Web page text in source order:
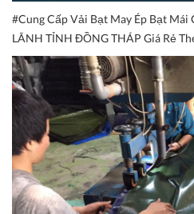
#Cung Cấp Vải Bạt May Ép Bạt Mái
LÃNH TỈNH ĐỒNG THÁP Giá Rẻ